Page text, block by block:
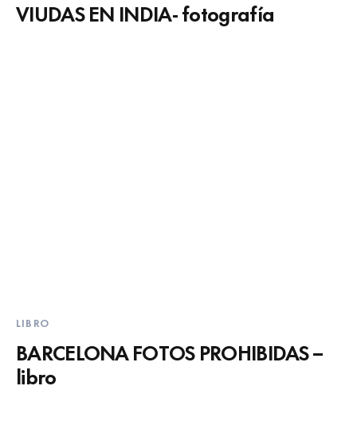
VIUDAS EN INDIA- fotografía
LIBRO
BARCELONA FOTOS PROHIBIDAS –
libro